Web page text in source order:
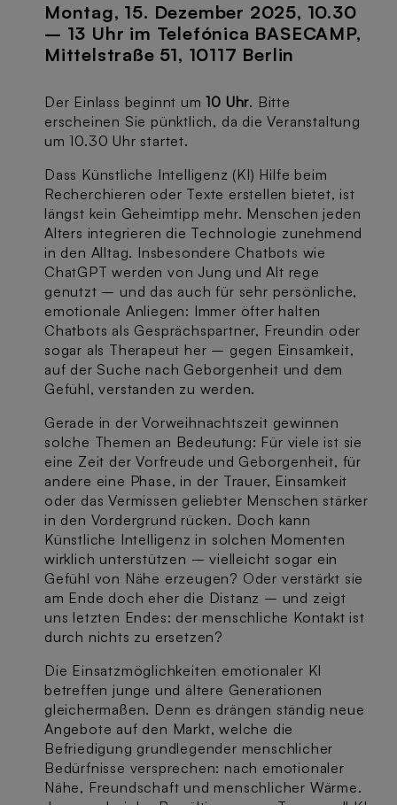
Montag, 15. Dezember 2025, 10.30
– 13 Uhr im Telefónica BASECAMP,
Mittelstraße 51, 10117 Berlin
Der Einlass beginnt um10 Uhr. Bitte
erscheinen Sie pünktlich, da die Veranstaltung
um 10.30 Uhr startet.
Dass Künstliche Intelligenz (KI) Hilfe beim
Recherchieren oder Texte erstellen bietet, ist
längst kein Geheimtipp mehr. Menschen jeden
Alters integrieren die Technologie zunehmend
in den Alltag. Insbesondere Chatbots wie
ChatGPT werden von Jung und Alt rege
genutzt – und das auch für sehr persönliche,
emotionale Anliegen: Immer öfter halten
Chatbots als Gesprächspartner, Freundin oder
sogar als Therapeut her – gegen Einsamkeit,
auf der Suche nach Geborgenheit und dem
Gefühl, verstanden zu werden.
Gerade in der Vorweihnachtszeit gewinnen
solche Themen an Bedeutung: Für viele ist sie
eine Zeit der Vorfreude und Geborgenheit, für
andere eine Phase, in der Trauer, Einsamkeit
oder das Vermissen geliebter Menschen stärker
in den Vordergrund rücken. Doch kann
Künstliche Intelligenz in solchen Momenten
wirklich unterstützen – vielleicht sogar ein
Gefühl von Nähe erzeugen? Oder verstärkt sie
am Ende doch eher die Distanz – und zeigt
uns letzten Endes: der menschliche Kontakt ist
durch nichts zu ersetzen?
Die Einsatzmöglichkeiten emotionaler KI
betreffen junge und ältere Generationen
gleichermaßen. Denn es drängen ständig neue
Angebote auf den Markt, welche die
Befriedigung grundlegender menschlicher
Bedürfnisse versprechen: nach emotionaler
Nähe, Freundschaft und menschlicher Wärme.